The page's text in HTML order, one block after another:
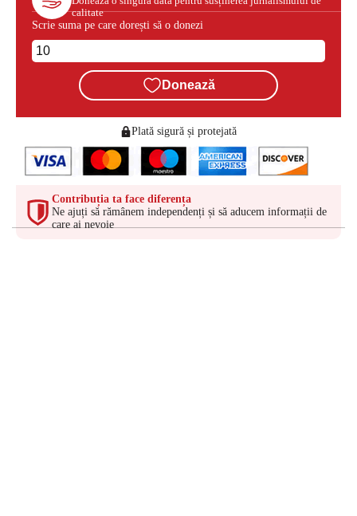
calitate
Scrie suma pe care dorești să o donezi
Donează
Plată sigură și protejată
Contribuția ta face diferența
Ne ajuți să rămânem independenți și să aducem informații de
care ai nevoie